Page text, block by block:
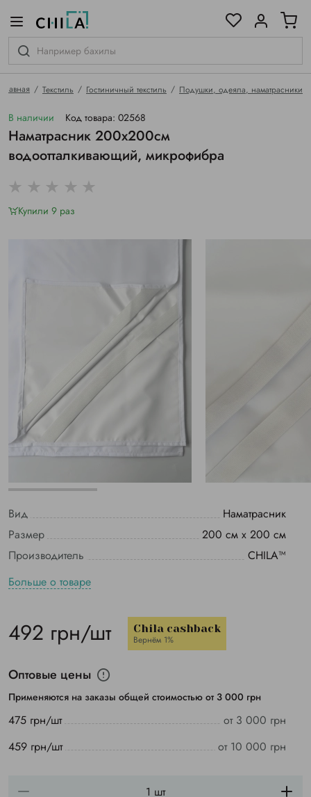
Главная Текстиль Гостиничный текстиль Подушки, одеяла, наматрасники
В наличии Код товара: 02568
Наматрасник 200х200см
водоотталкивающий, микрофибра
Купили 9 раз
Вид
Наматрасник
Размер
200 см х 200 см
Производитель
CHILA™
Больше о товаре
492 грн/шт Chila cashback
Вернём 1%
Оптовые цены
Применяются на заказы общей стоимостью от 3 000 грн
475 грн/шт
от 3 000 грн
459 грн/шт
от 10 000 грн
гамме